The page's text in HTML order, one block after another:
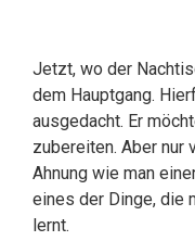
Jetzt, wo der
dem Hauptgang.
ausgedacht. Er
zubereiten. Aber nur
Ahnung wie man
eines der Dinge, die
lernt.